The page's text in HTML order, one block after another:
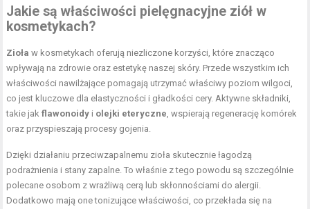
Jakie są właściwości pielęgnacyjne ziół w
kosmetykach?
Zioła w kosmetykach oferują niezliczone korzyści, które znacząco
wpływają na zdrowie oraz estetykę naszej skóry. Przede wszystkim ich
właściwości nawilżające pomagają utrzymać właściwy poziom wilgoci,
co jest kluczowe dla elastyczności i gładkości cery. Aktywne składniki,
takie jakflawonoidy i olejki eteryczne , wspierają regenerację komórek
oraz przyspieszają procesy gojenia.
Dzięki działaniu przeciwzapalnemu zioła skutecznie łagodzą
podrażnienia i stany zapalne. To właśnie z tego powodu są szczególnie
polecane osobom z wrażliwą cerą lub skłonnościami do alergii.
Dodatkowo mają one tonizujące właściwości, co przekłada się na